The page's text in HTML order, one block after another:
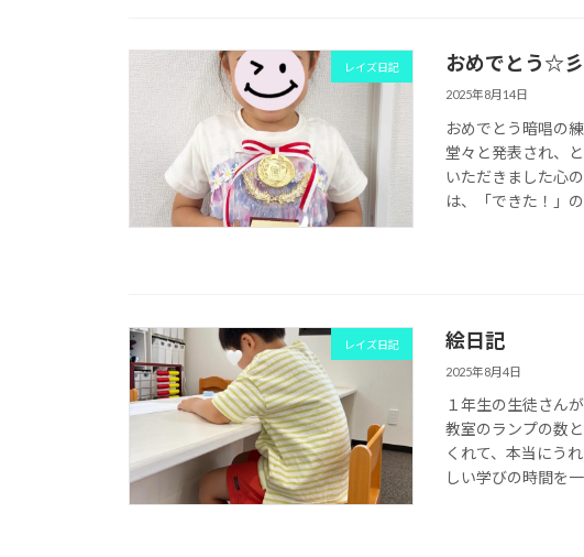
レイズ日記 おめでとう☆彡
2025年8月14日
おめでとう暗唱の
堂々と発表され、
いただきました心
は、「できた！」
レイズ日記 絵日記
2025年8月4日
１年生の生徒さん
教室のランプの数
くれて、本当にう
しい学びの時間を